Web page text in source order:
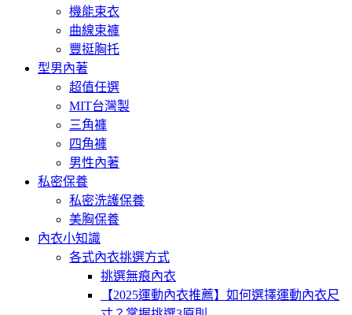
機能束衣
曲線束褲
豐挺胸托
型男內著
超值任選
MIT台灣製
三角褲
四角褲
男性內著
私密保養
私密洗護保養
美胸保養
內衣小知識
各式內衣挑選方式
挑選無痕內衣
【2025運動內衣推薦】如何選擇運動內衣尺